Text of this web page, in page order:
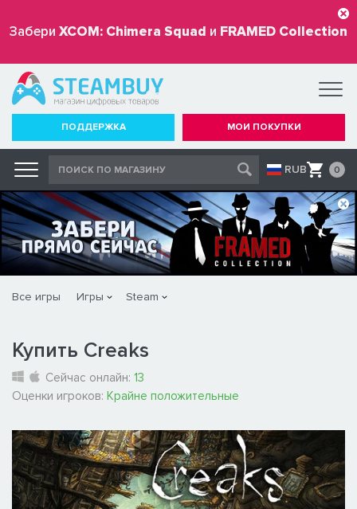
Забери XCOM: Chimera Squad и FRAMED Collection
бесплатно
ПОДДЕРЖКА МОИ ПОКУПКИ
RUB 0
Все игры Игры Steam
Купить Creaks
Сейчас онлайн: 13
Оценки игроков: Крайне положительные